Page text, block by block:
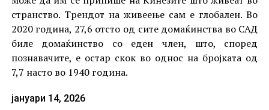
странство. Трендот на живеење сам е глобален. Во
2020 година, 27,6 отсто од сите домаќинства во САД
биле домаќинство со еден член, што, според
познавачите, е остар скок во однос на бројката од
7,7 насто во 1940 година.
јануари 14, 2026